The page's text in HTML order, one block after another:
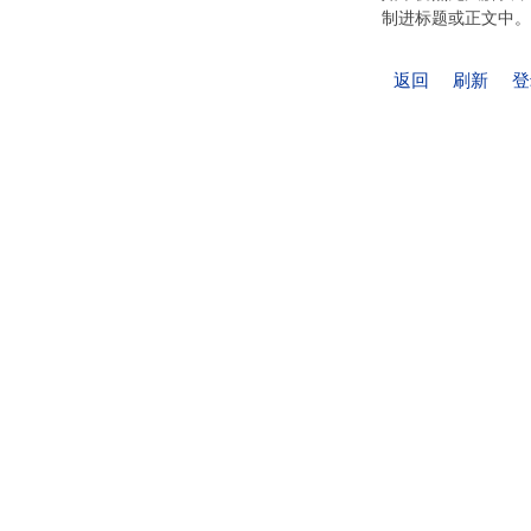
制进标题或正文中。
返回 刷新